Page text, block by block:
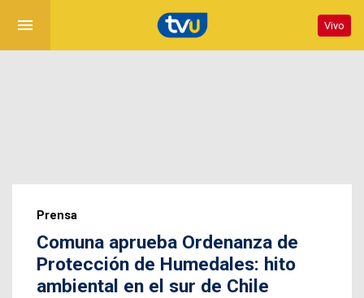
menu Vivo
Prensa
Comuna aprueba Ordenanza de
Protección de Humedales: hito
ambiental en el sur de Chile